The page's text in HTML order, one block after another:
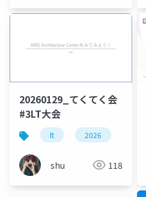
20260129_てくてく会
#3LT大会
lt 2026
shu 118